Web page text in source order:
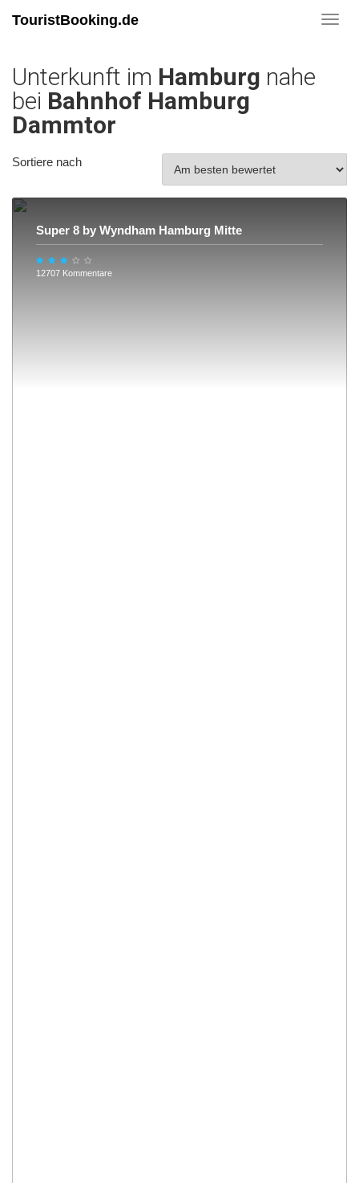
TouristBooking.de
Unterkunft im Hamburg nahe
bei Bahnhof Hamburg
Dammtor
Sortiere nach
Super 8 by Wyndham Hamburg Mitte
12707 Kommentare